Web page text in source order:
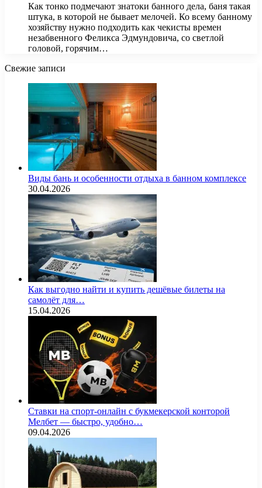
Как тонко подмечают знатоки банного дела, баня такая
штука, в которой не бывает мелочей. Ко всему банному
хозяйству нужно подходить как чекисты времен
незабвенного Феликса Эдмундовича, со светлой
головой, горячим…
Свежие записи
Виды бань и особенности отдыха в банном комплексе
30.04.2026
Как выгодно найти и купить дешёвые билеты на
самолёт для…
15.04.2026
Ставки на спорт-онлайн с букмекерской конторой
Мелбет — быстро, удобно…
09.04.2026